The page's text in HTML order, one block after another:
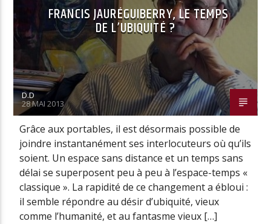
FRANCIS JAURÉGUIBERRY, LE TEMPS
DE L’UBIQUITÉ ?
D.D
28 MAI 2013
Grâce aux portables, il est désormais possible de
joindre instantanément ses interlocuteurs où qu’ils
soient. Un espace sans distance et un temps sans
délai se superposent peu à peu à l’espace-temps «
classique ». La rapidité de ce changement a ébloui :
il semble répondre au désir d’ubiquité, vieux
comme l’humanité, et au fantasme vieux […]